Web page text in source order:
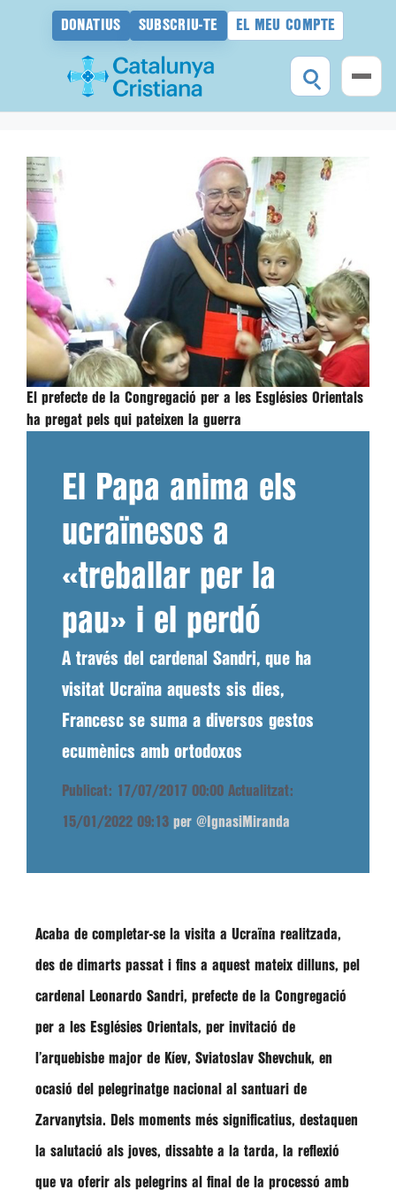
DONATIUS SUBSCRIU-TE EL MEU COMPTE
contingut
El prefecte de la Congregació per a les Esglésies Orientals
ha pregat pels qui pateixen la guerra
El Papa anima els
ucraïnesos a
«treballar per la
pau» i el perdó
A través del cardenal Sandri, que ha
visitat Ucraïna aquests sis dies,
Francesc se suma a diversos gestos
ecumènics amb ortodoxos
Publicat: 17/07/2017 00:00 Actualitzat:
15/01/2022 09:13 per @IgnasiMiranda
Acaba de completar-se la visita a Ucraïna realitzada,
des de dimarts passat i fins a aquest mateix dilluns, pel
cardenal Leonardo Sandri, prefecte de la Congregació
per a les Esglésies Orientals, per invitació de
l’arquebisbe major de Kíev, Sviatoslav Shevchuk, en
ocasió del pelegrinatge nacional al santuari de
Zarvanytsia. Dels moments més significatius, destaquen
la salutació als joves, dissabte a la tarda, la reflexió
que va oferir als pelegrins al final de la processó amb